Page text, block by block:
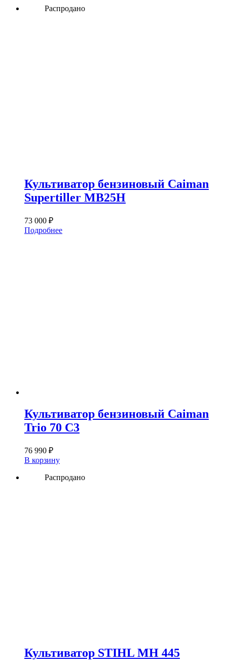
Распродано
Культиватор бензиновый Caiman
Supertiller MB25H
73 000 ₽
Подробнее
Культиватор бензиновый Caiman
Trio 70 C3
76 990 ₽
В корзину
Распродано
Культиватор STIHL MH 445